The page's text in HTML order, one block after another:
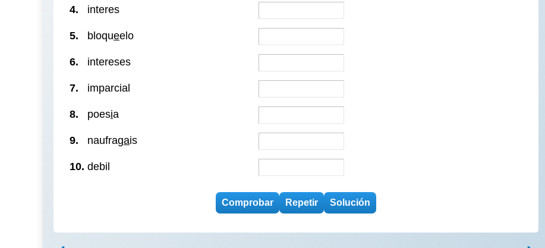
4. interes
5. bloqueelo
6. intereses
7. imparcial
8. poesia
9. naufragais
10. debil